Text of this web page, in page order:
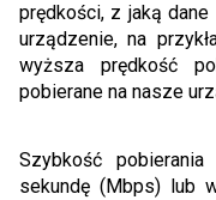
prędkości, z jaką
urządzenie, na
wyższa prędkość
pobierane na nasze
Szybkość
sekundę (Mbps) lub